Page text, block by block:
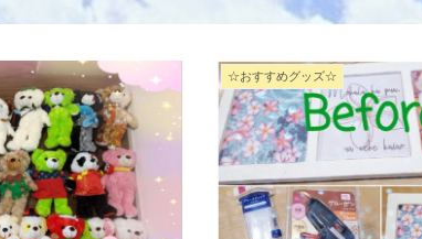
☆おすすめグッズ☆